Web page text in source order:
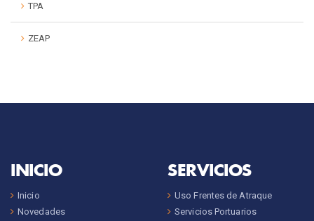
TPA
ZEAP
INICIO
Inicio
Novedades
SERVICIOS
Uso Frentes de Atraque
Servicios Portuarios